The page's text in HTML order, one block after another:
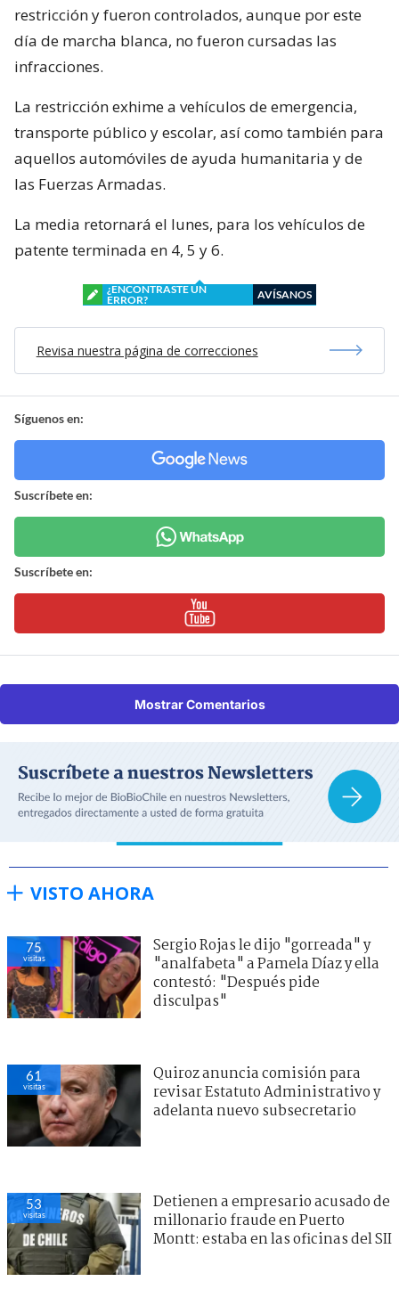
restricción y fueron controlados, aunque por este
día de marcha blanca, no fueron cursadas las
infracciones.
La restricción exhime a vehículos de emergencia,
transporte público y escolar, así como también para
aquellos automóviles de ayuda humanitaria y de
las Fuerzas Armadas.
La media retornará el lunes, para los vehículos de
patente terminada en 4, 5 y 6.
¿ENCONTRASTE UN
ERROR?
AVÍSANOS
Revisa nuestra página de correcciones
Síguenos en:
Suscríbete en:
Suscríbete en:
Mostrar Comentarios
VISTO AHORA
75
visitas
Sergio Rojas le dijo "gorreada" y
"analfabeta" a Pamela Díaz y ella
contestó: "Después pide
disculpas"
61
visitas
Quiroz anuncia comisión para
revisar Estatuto Administrativo y
adelanta nuevo subsecretario
53
visitas
Detienen a empresario acusado de
millonario fraude en Puerto
Montt: estaba en las oficinas del SII